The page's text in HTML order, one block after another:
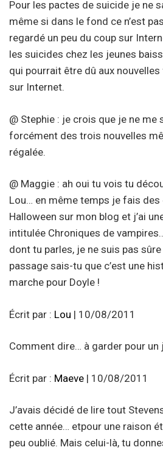
Pour les pactes de suicide je ne
même si dans le fond ce n’est
regardé un peu du coup sur
les suicides chez les jeunes
qui pourrait être dû aux
sur Internet.
@ Stephie : je crois que je ne me
forcément des trois nouvelles
régalée.
@ Maggie : ah oui tu vois tu
Lou… en même temps je fais des
Halloween sur mon blog et j’ai
intitulée Chroniques de
dont tu parles, je ne suis pas
passage sais-tu que c’est une
marche pour Doyle !
Écrit par : Lou | 10/08/2011
Comment dire… à garder pour un
Écrit par : Maeve | 10/08/2011
J’avais décidé de lire tout
cette année… etpour une raison
peu oublié. Mais celui-là, tu